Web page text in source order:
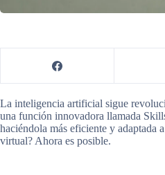
La inteligencia artificial sigue
una función innovadora llamada
haciéndola más eficiente y adaptada
virtual? Ahora es posible.